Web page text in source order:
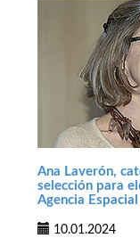
Ana Laverón,
selección para
Agencia
10.01.2024